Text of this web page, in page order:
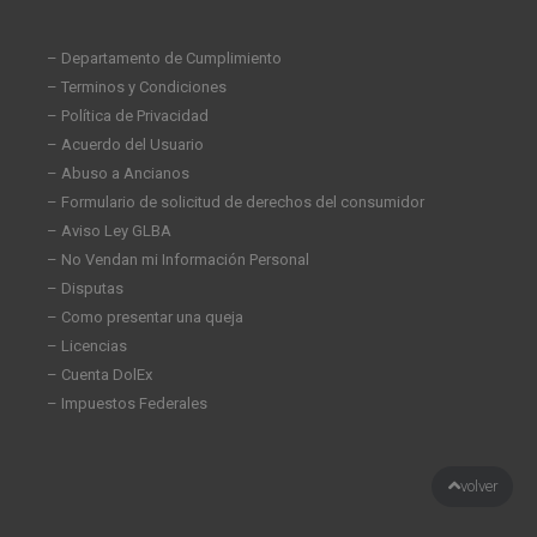
– Departamento de Cumplimiento
– Terminos y Condiciones
– Política de Privacidad
– Acuerdo del Usuario
– Abuso a Ancianos
– Formulario de solicitud de derechos del consumidor
– Aviso Ley GLBA
– No Vendan mi Información Personal
– Disputas
– Como presentar una queja
– Licencias
– Cuenta DolEx
– Impuestos Federales
volver